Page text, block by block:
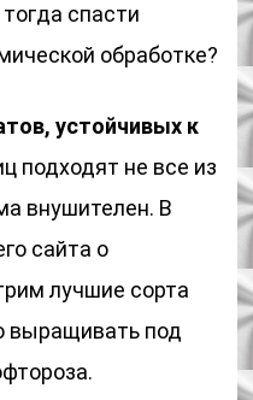
спасти
обработке?
устойчивых к
подходят не все из
внушителен. В
сайта о
лучшие сорта
выращивать под